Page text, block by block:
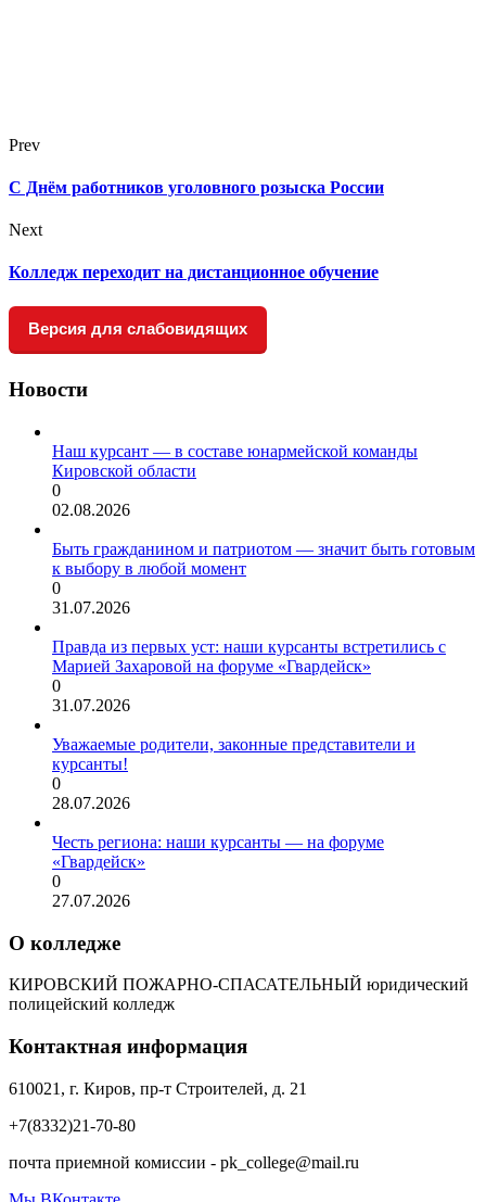
Prev
С Днём работников уголовного розыска России
Next
Колледж переходит на дистанционное обучение
Версия для слабовидящих
Новости
Наш курсант — в составе юнармейской команды
Кировской области
0
02.08.2026
Быть гражданином и патриотом — значит быть готовым
к выбору в любой момент
0
31.07.2026
Правда из первых уст: наши курсанты встретились с
Марией Захаровой на форуме «Гвардейск»
0
31.07.2026
Уважаемые родители, законные представители и
курсанты!
0
28.07.2026
Честь региона: наши курсанты — на форуме
«Гвардейск»
0
27.07.2026
О колледже
КИРОВСКИЙ ПОЖАРНО-СПАСАТЕЛЬНЫЙ юридический
полицейский колледж
Контактная информация
610021, г. Киров, пр-т Строителей, д. 21
+7(8332)21-70-80
почта приемной комиссии - pk_college@mail.ru